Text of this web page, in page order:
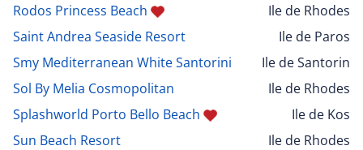
Rodos Princess Beach
Ile de Rhodes
Saint Andrea Seaside Resort
Ile de Paros
Smy Mediterranean White Santorini
Ile de Santorin
Sol By Melia Cosmopolitan
Ile de Rhodes
Splashworld Porto Bello Beach
Ile de Kos
Sun Beach Resort
Ile de Rhodes